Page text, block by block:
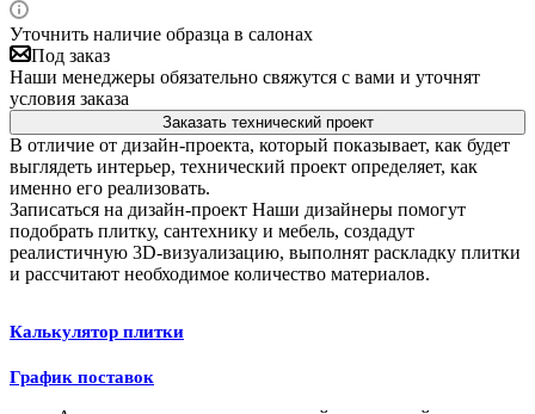
Уточнить наличие образца в салонах
Под заказ
Наши менеджеры обязательно свяжутся с вами и уточнят
условия заказа
Заказать технический проект
В отличие от дизайн-проекта, который показывает, как будет
выглядеть интерьер, технический проект определяет, как
именно его реализовать.
Записаться на дизайн-проект Наши дизайнеры помогут
подобрать плитку, сантехнику и мебель, создадут
реалистичную 3D-визуализацию, выполнят раскладку плитки
и рассчитают необходимое количество материалов.
Калькулятор плитки
График поставок